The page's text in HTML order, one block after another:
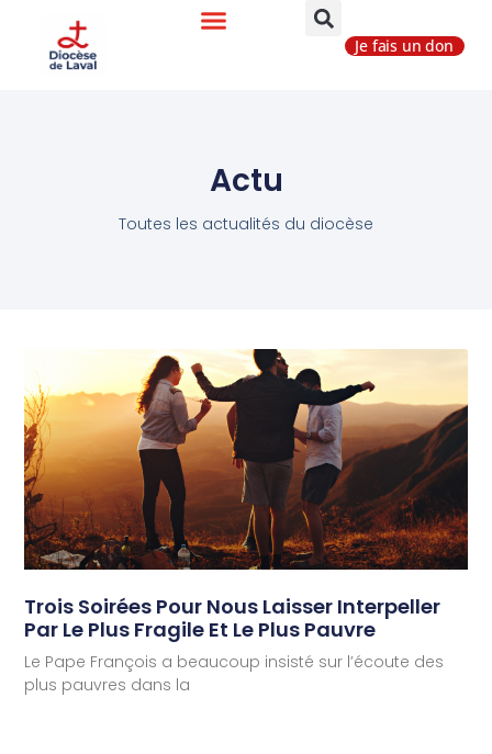
Je fais un don
Actu
Toutes les actualités du diocèse
Trois Soirées Pour Nous Laisser Interpeller
Par Le Plus Fragile Et Le Plus Pauvre
Le Pape François a beaucoup insisté sur l’écoute des
plus pauvres dans la